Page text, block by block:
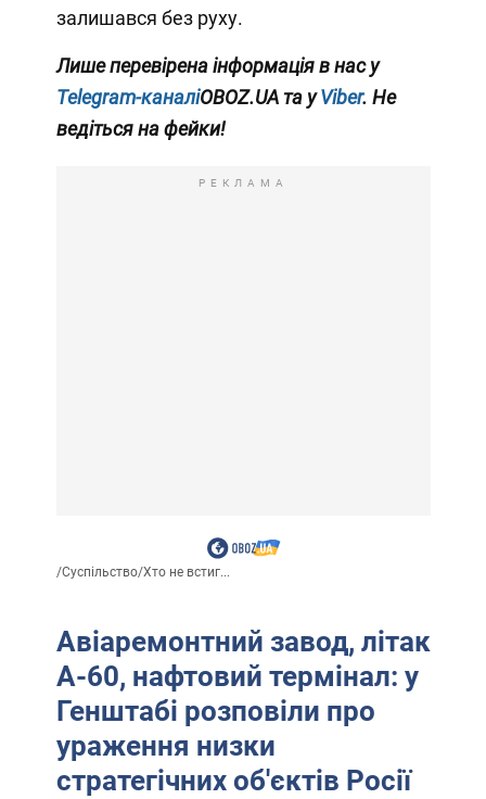
залишався без руху.
Лише перевірена інформація в нас у
Telegram-каналіOBOZ.UA та уViber. Не
ведіться на фейки!
РЕКЛАМА
/Суспільство/Хто не встиг...
Авіаремонтний завод, літак
А-60, нафтовий термінал: у
Генштабі розповіли про
ураження низки
стратегічних об'єктів Росії